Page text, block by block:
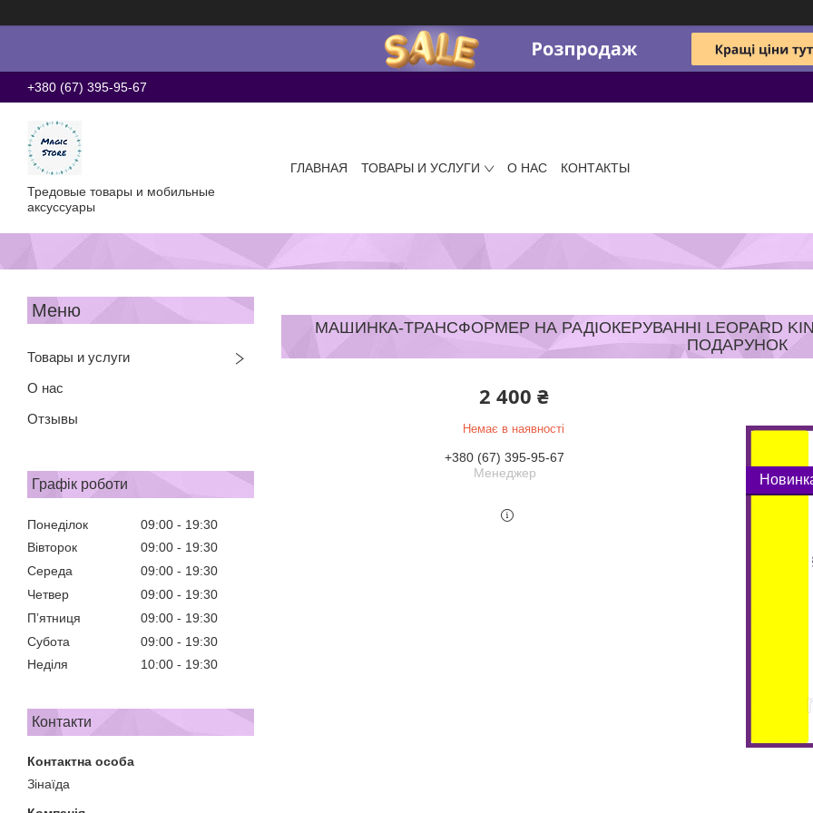
+380 (67) 395-95-67
Тредовые товары и мобильные
аксуссуары
ГЛАВНАЯ ТОВАРЫ И УСЛУГИ О НАС КОНТАКТЫ
Товары и услуги
О нас
Отзывы
Графік роботи
Понеділок 09:00
19:30
Вівторок
09:00
19:30
Середа
09:00
19:30
Четвер
09:00
19:30
Пʼятниця
09:00
19:30
Субота
09:00
19:30
Неділя
10:00 19:30
Контакти
Зінаїда
МАШИНКА-ТРАНСФОРМЕР НА РАДІОКЕРУВАННІ LEOPARD
ПОДАРУНОК
2 400 ₴
Немає в наявності
+380 (67) 395-95-67
Менеджер